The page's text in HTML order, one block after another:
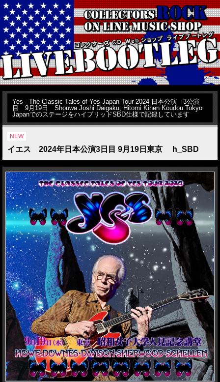
Yes - The Classic Tales of Yes Japan Tour 2024 日本公演 3公演
目 9月19日 Shouwa Joshi Daigaku, Hitomi Kinen Koudou:Tokyo
JapanでのステージをハイブリッドSBD仕様で記録しています
NEW
イエス 2024年日本公演3日目 9月19日東京 h_SBD